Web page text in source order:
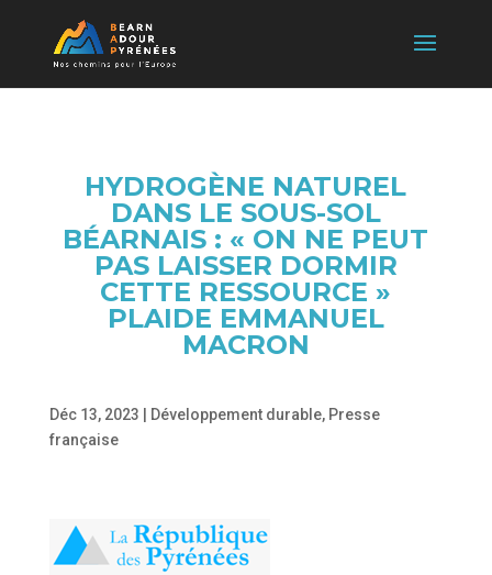
HYDROGÈNE NATUREL
DANS LE SOUS-SOL
BÉARNAIS : « ON NE PEUT
PAS LAISSER DORMIR
CETTE RESSOURCE »
PLAIDE EMMANUEL
MACRON
Déc 13, 2023 Développement durable, Presse
française